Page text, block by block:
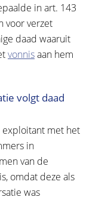
in art. 143
voor verzet
daad waaruit
vonnisaan hem
volgt daad
met het
in
van de
omdat deze als
was